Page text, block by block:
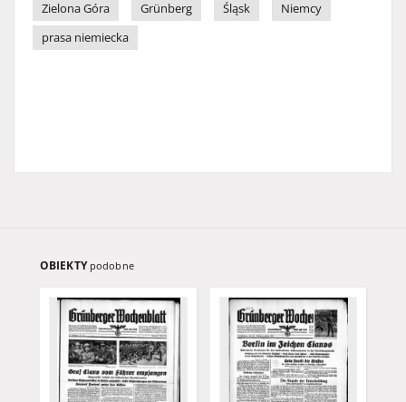
Zielona Góra
Grünberg Śląsk
Niemcy
prasa niemiecka
OBIEKTY podobne